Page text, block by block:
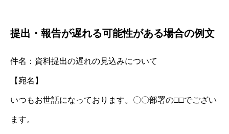
提出・報告が遅れる可能性がある場合の例文
件名：資料提出の遅れの見込みについて
【宛名】
いつもお世話になっております。〇〇部署の□□でござい
ます。